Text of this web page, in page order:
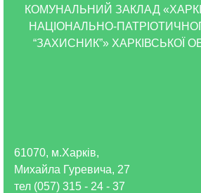
КОМУНАЛЬНИЙ ЗАКЛАД
НАЦІОНАЛЬНО-
“ЗАХИСНИК”» ХАРКІВСЬКОЇ
61070, м.Харків,
Михайла Гуревича, 27
тел (057) 315 - 24 - 37